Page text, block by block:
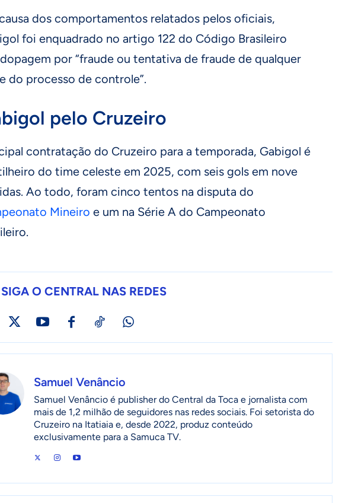
dos comportamentos relatados pelos oficiais,
foi enquadrado no artigo 122 do Código Brasileiro
por “fraude ou tentativa de fraude de qualquer
do processo de controle”.
pelo Cruzeiro
contratação do Cruzeiro para a temporada, Gabigol é
do time celeste em 2025, com seis gols em nove
Ao todo, foram cinco tentos na disputa do
Mineiro e um na Série A do Campeonato
SIGA O CENTRAL NAS REDES
Samuel Venâncio
Samuel Venâncio é publisher do Central da Toca e jornalista com
mais de 1,2 milhão de seguidores nas redes sociais. Foi setorista do
Cruzeiro na Itatiaia e, desde 2022, produz conteúdo
exclusivamente para a Samuca TV.